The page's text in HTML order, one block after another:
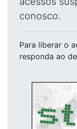
conosco.
Para liberar o
responda ao